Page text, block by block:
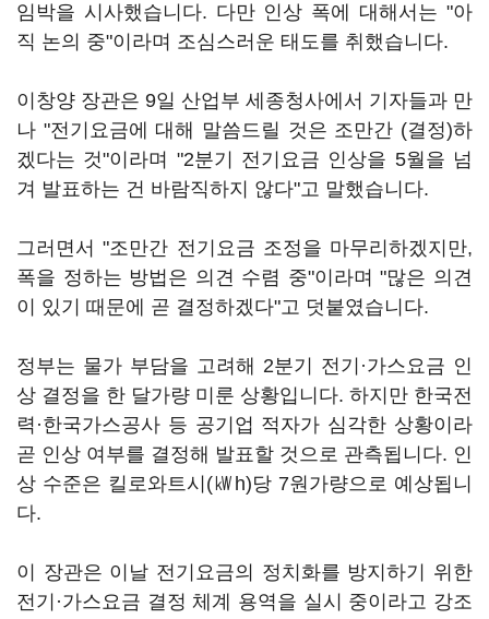
임박을 시사했습니다. 다만 인상 폭에 대해서는 "아
직 논의 중"이라며 조심스러운 태도를 취했습니다.
이창양 장관은 9일 산업부 세종청사에서 기자들과 만
나 "전기요금에 대해 말씀드릴 것은 조만간 (결정)하
겠다는 것"이라며 "2분기 전기요금 인상을 5월을 넘
겨 발표하는 건 바람직하지 않다"고 말했습니다.
그러면서 "조만간 전기요금 조정을 마무리하겠지만,
폭을 정하는 방법은 의견 수렴 중"이라며 "많은 의견
이 있기 때문에 곧 결정하겠다"고 덧붙였습니다.
정부는 물가 부담을 고려해 2분기 전기·가스요금 인
상 결정을 한 달가량 미룬 상황입니다. 하지만 한국전
력·한국가스공사 등 공기업 적자가 심각한 상황이라
곧 인상 여부를 결정해 발표할 것으로 관측됩니다. 인
상 수준은 킬로와트시(㎾h)당 7원가량으로 예상됩니
다.
이 장관은 이날 전기요금의 정치화를 방지하기 위한
전기·가스요금 결정 체계 용역을 실시 중이라고 강조